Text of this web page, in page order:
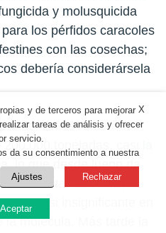
y molusquicida
los pérfidos caracoles
con las cosechas;
debería considerársela
En 1975 se
toneladas, casi la
lo que desde luego da
interdictar
aún más,
sido casi insignificante en
la molécula. Más tarde la
X
y de terceros para mejorar
tareas de análisis y ofrecer
servicio.
da su consentimiento a nuestra
Ajustes Rechazar
Aceptar